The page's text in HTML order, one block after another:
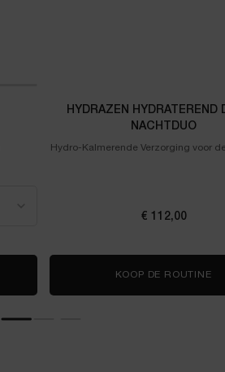
HYDRAZEN HYDRATEREND
NACHTDUO
Hydro-Kalmerende Verzorging voor
€ 112,00
KOOP DE ROUTINE